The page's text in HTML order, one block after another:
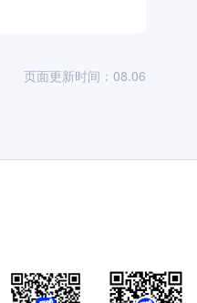
页面更新时间：08.06